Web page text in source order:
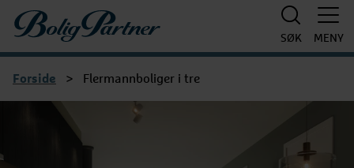
Boligpartner
SØK MENY
Forside > Flermannboliger i tre